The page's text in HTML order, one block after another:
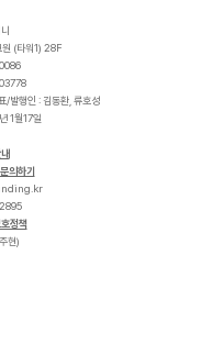
원 (타워1) 28F
/발행인 : 김동환, 류호성
1월17일
문의하기
r
k
.
g
n
i
d
n
정책
현)